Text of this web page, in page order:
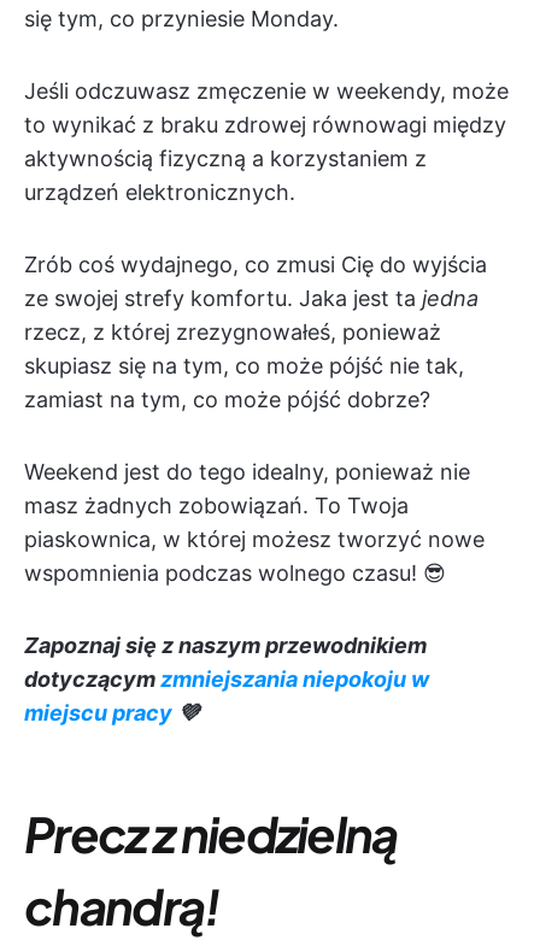
się tym, co przyniesie Monday.
Jeśli odczuwasz zmęczenie w weekendy, może
to wynikać z braku zdrowej równowagi między
aktywnością fizyczną a korzystaniem z
urządzeń elektronicznych.
Zrób coś wydajnego, co zmusi Cię do wyjścia
ze swojej strefy komfortu. Jaka jest ta jedna
rzecz, z której zrezygnowałeś, ponieważ
skupiasz się na tym, co może pójść nie tak,
zamiast na tym, co może pójść dobrze?
Weekend jest do tego idealny, ponieważ nie
masz żadnych zobowiązań. To Twoja
piaskownica, w której możesz tworzyć nowe
wspomnienia podczas wolnego czasu! 😎
Zapoznaj się z naszym przewodnikiem
dotyczącymzmniejszania niepokoju w
miejscu pracy 💜
Precz z niedzielną
chandrą!